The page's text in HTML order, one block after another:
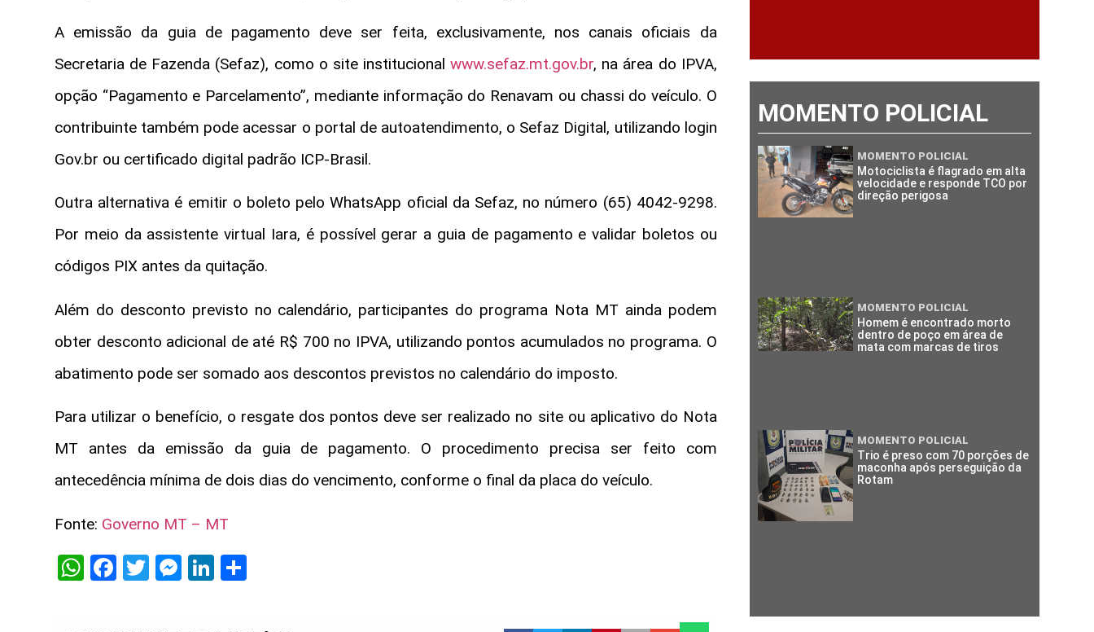
A emissão da guia de pagamento deve ser feita, exclusivamente, nos canais oficiais da
Secretaria de Fazenda (Sefaz), como o site institucionalwww.sefaz.mt.gov.br, na área do IPVA,
opção “Pagamento e Parcelamento”, mediante informação do Renavam ou chassi do veículo. O
contribuinte também pode acessar o portal de autoatendimento, o Sefaz Digital, utilizando login
Gov.br ou certificado digital padrão ICP-Brasil.
Outra alternativa é emitir o boleto pelo WhatsApp oficial da Sefaz, no número (65) 4042-9298.
Por meio da assistente virtual Iara, é possível gerar a guia de pagamento e validar boletos ou
códigos PIX antes da quitação.
Além do desconto previsto no calendário, participantes do programa Nota MT ainda podem
obter desconto adicional de até R$ 700 no IPVA, utilizando pontos acumulados no programa. O
abatimento pode ser somado aos descontos previstos no calendário do imposto.
Para utilizar o benefício, o resgate dos pontos deve ser realizado no site ou aplicativo do Nota
MT antes da emissão da guia de pagamento. O procedimento precisa ser feito com
antecedência mínima de dois dias do vencimento, conforme o final da placa do veículo.
Fonte: Governo MT – MT
WhatsApp
Facebook
Twitter
Messenger
LinkedIn
MOMENTO POLICIAL
MOMENTO POLICIAL
Motociclista é flagrado em alta
velocidade e responde TCO por
direção perigosa
MOMENTO POLICIAL
Homem é encontrado morto
dentro de poço em área de
mata com marcas de tiros
MOMENTO POLICIAL
Trio é preso com 70 porções de
maconha após perseguição da
Rotam